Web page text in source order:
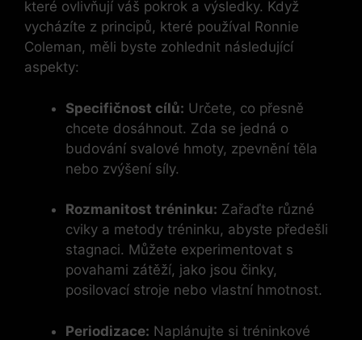
které ovlivňují váš pokrok a výsledky. Když
vycházíte z principů, které používal Ronnie
Coleman, měli byste zohlednit následující
aspekty:
Specifičnost cílů: Určete, co přesně
chcete dosáhnout. Zda se jedná o
budování svalové hmoty, zpevnění těla
nebo zvýšení síly.
Rozmanitost tréninku: Zařaďte různé
cviky a metody tréninku, abyste předešli
stagnaci. Můžete experimentovat s
povahami zátěží, jako jsou činky,
posilovací stroje nebo vlastní hmotnost.
Periodizace: Naplánujte si tréninkové